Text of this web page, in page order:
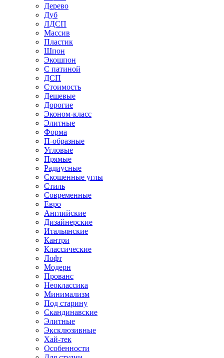
Дерево
Дуб
ЛДСП
Массив
Пластик
Шпон
Экошпон
С патиной
ДСП
Стоимость
Дешевые
Дорогие
Эконом-класс
Элитные
Форма
П-образные
Угловые
Прямые
Радиусные
Скошенные углы
Стиль
Современные
Евро
Английские
Дизайнерские
Итальянские
Кантри
Классические
Лофт
Модерн
Прованс
Неоклассика
Минимализм
Под старину
Скандинавские
Элитные
Эксклюзивные
Хай-тек
Особенности